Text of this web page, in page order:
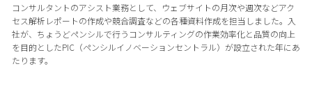
コンサルタントのアシスト業務として、ウェブサイトの月次や週次などアク
セス解析レポートの作成や競合調査などの各種資料作成を担当しました。入
社が、ちょうどペンシルで行うコンサルティングの作業効率化と品質の向上
を目的としたPIC（ペンシルイノベーションセントラル）が設立された年にあ
たります。